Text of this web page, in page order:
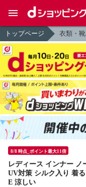
トップページ 衣類・
8/8 時点_ポイント最大11倍
レディース インナー ノ
UV対策 シルク入り 着
E 涼しい